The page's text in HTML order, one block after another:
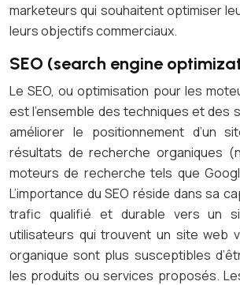
marketeurs qui souhaitent optimiser
leurs objectifs commerciaux.
SEO (search engine
Le SEO, ou optimisation pour les
est l’ensemble des techniques et des
améliorer le positionnement d’un
résultats de recherche organiques
moteurs de recherche tels que
L’importance du SEO réside dans sa
trafic qualifié et durable vers un
utilisateurs qui trouvent un site web
organique sont plus susceptibles
les produits ou services proposés.